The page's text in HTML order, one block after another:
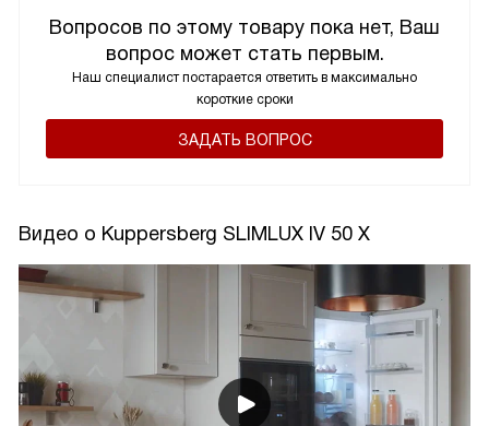
Вопросов по этому товару пока нет, Ваш
вопрос может стать первым.
Наш специалист постарается ответить в максимально
короткие сроки
ЗАДАТЬ ВОПРОС
Видео о Kuppersberg SLIMLUX IV 50 X